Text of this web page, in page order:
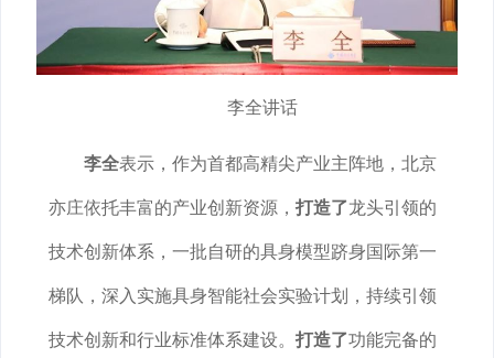
李全讲话
李全表示，作为首都高精尖产业主阵地，北京
亦庄依托丰富的产业创新资源， 打造了龙头引领的
技术创新体系，一批自研的具身模型跻身国际第一
梯队，深入实施具身智能社会实验计划，持续引领
技术创新和行业标准体系建设。 打造了功能完备的